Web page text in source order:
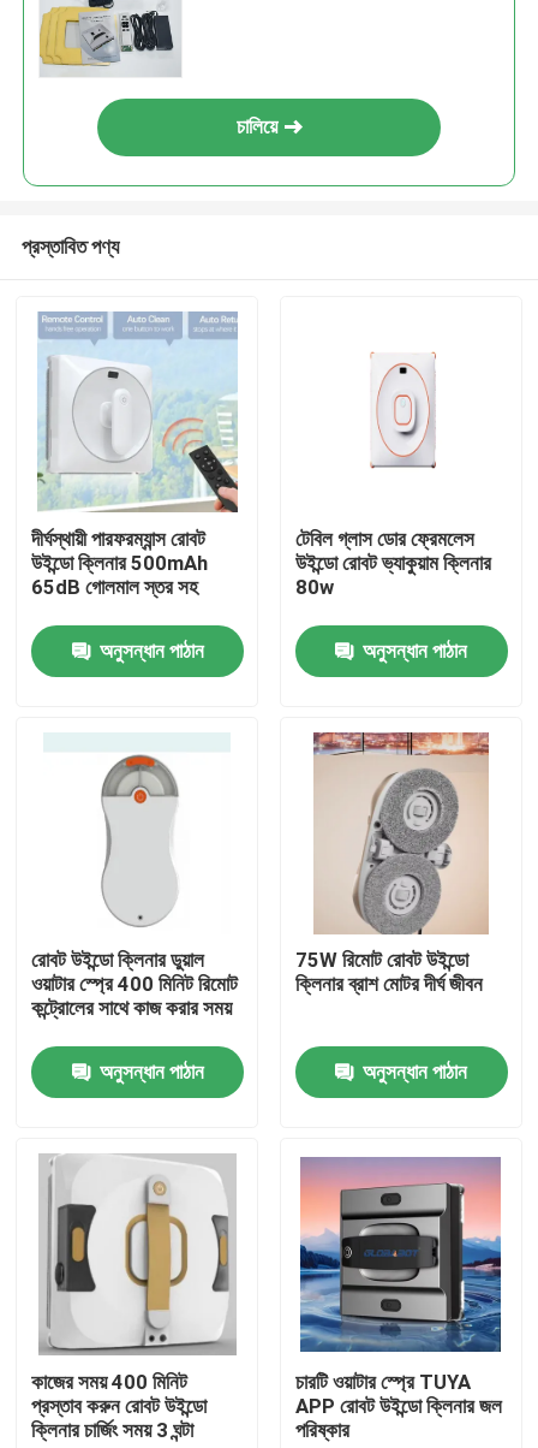
বাড়ি
আমাদের সম্পর্কে
কারখানা ভ্রমণ
উদ্ধৃতির জন্য আবেদন
রোবট ভ্যাকুয়াম ক্লিনার
রোবট উইন্ডো ক্লিনার
চালিয়ে
প্রস্তাবিত পণ্য
দীর্ঘস্থায়ী পারফরম্যান্স রোবট
উইন্ডো ক্লিনার 500mAh
65dB গোলমাল স্তর সহ
অনুসন্ধান পাঠান
টেবিল গ্লাস ডোর ফ্রেমলেস
উইন্ডো রোবট ভ্যাকুয়াম ক্লিনার
80w
অনুসন্ধান পাঠান
রোবট উইন্ডো ক্লিনার ডুয়াল
ওয়াটার স্প্রে 400 মিনিট রিমোট
কন্ট্রোলের সাথে কাজ করার সময়
অনুসন্ধান পাঠান
75W রিমোট রোবট উইন্ডো
ক্লিনার ব্রাশ মোটর দীর্ঘ জীবন
অনুসন্ধান পাঠান
কাজের সময় 400 মিনিট
প্রস্তাব করুন রোবট উইন্ডো
ক্লিনার চার্জিং সময় 3 ঘন্টা
চারটি ওয়াটার স্প্রে TUYA
APP রোবট উইন্ডো ক্লিনার জল
পরিষ্কার